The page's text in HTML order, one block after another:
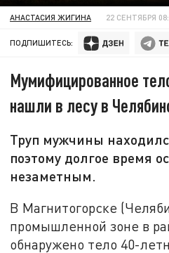
АНАСТАСИЯ ЖИГИНА 22 СЕНТЯБРЯ
ПОДПИШИТЕСЬ:
Мумифицированное
нашли в лесу в
Труп мужчины
поэтому долгое время
незаметным.
В Магнитогорске
промышленной зоне в
обнаружено тело 40-